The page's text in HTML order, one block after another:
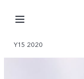
Y15 2020